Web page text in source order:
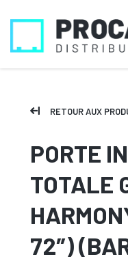
RETOUR AUX
PORTE
TOTALE
72″)